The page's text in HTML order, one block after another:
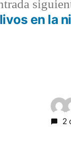
en la
2